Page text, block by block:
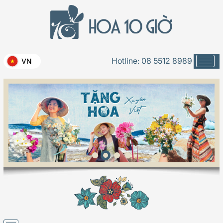
Hotline: 08 5512 8989
VN
Cô dâu xinh -038